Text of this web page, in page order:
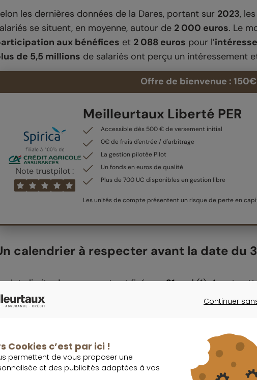
les dernières données de la Dares, portant sur 2023,
se situent, en moyenne, autour de 2 000 euros. Le
aux bénéfices et 2 088 euros pour l’
de 5,5 millions de salariés ont perçu un intéressement
Offre de bienvenue :
Note trustpilot :
Meilleurtaux Liberté PER
Accessible dès 500 € de versement initial
0€ de frais d'entrée / d'arbitrage
La gestion pilotée Pilot
Un fonds en euros de qualité
Plus de 700 UC disponibles en gestion libre
Les unités de compte présentent un risque de perte en
calendrier à respecter avant la date du
date limite de versement est fixée au31 mai (1). Avant
de choix : le
(aussi appelé
). Il peut être transmis sur papier ou de
15 jourspour
courrier. À noter : une réponse à l’oral n’est pas prise en
envoyés de mars à début mai.
Continuer
Cookies c’est par ici !
permettent de vous proposer une
et des publicités adaptées à vos